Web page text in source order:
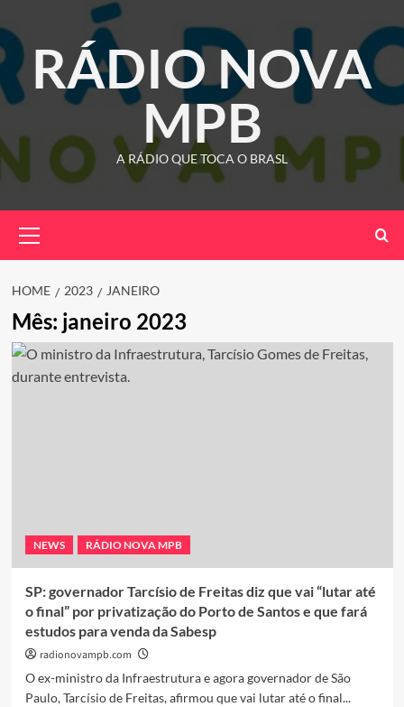
to
contentRÁDIO NOVA
MPB
A RÁDIO QUE TOCA O BRASL
Menu
HOME 2023 JANEIRO
Mês: janeiro 2023
NEWS RÁDIO NOVA MPB
SP: governador Tarcísio de Freitas diz que vai “lutar até
o final” por privatização do Porto de Santos e que fará
estudos para venda da Sabesp
radionovampb.com
O ex-ministro da Infraestrutura e agora governador de São
Paulo, Tarcísio de Freitas, afirmou que vai lutar até o final...